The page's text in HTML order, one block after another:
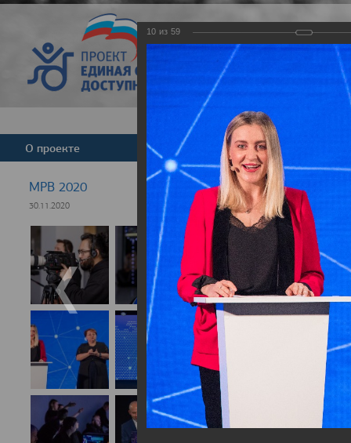
Версия для
О проекте Команда Новости
МРВ 2020
30.11.2020
10 из 59